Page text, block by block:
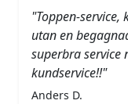
"Toppen-service,
utan en
superbra service
kundservice!!"
Anders D.